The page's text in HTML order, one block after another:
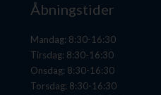
Åbningstider
Mandag: 8:30-16:30
Tirsdag: 8:30-16:30
Onsdag: 8:30-16:30
Torsdag: 8:30-16:30